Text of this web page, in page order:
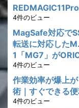
4件のビュー
MagSafe対応で
転送に対応した
1「MG7」が
4件のビュー
作業効率が爆上
術｜すぐできる
4件のビュー